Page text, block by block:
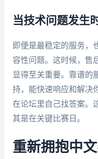
当技术问题发生
即便是最稳定的服务，
容性问题。这时候，售
显得至关重要。靠谱的
持，能快速响应和解决
在论坛里自己找答案。
其是在关键比赛日。
重新拥抱中